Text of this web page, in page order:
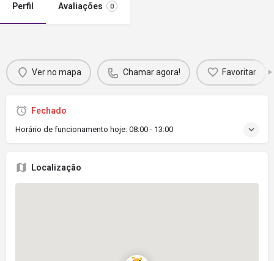
Perfil Avaliações 0
Ver no mapa Chamar agora! Favoritar
Fechado
Horário de funcionamento hoje: 08:00 - 13:00
Localização